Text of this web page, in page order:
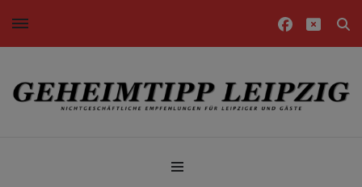
Nichtgeschäftliche Empfehlungen für Leipziger und Gäste